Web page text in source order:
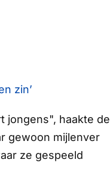
zin’
jongens", haakte de
gewoon mijlenver
ze gespeeld